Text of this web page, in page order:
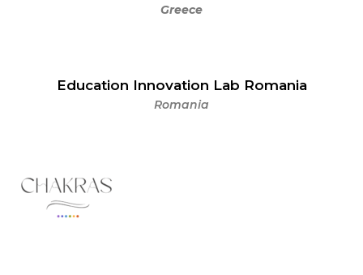
Greece
Education Innovation Lab Romania
Romania